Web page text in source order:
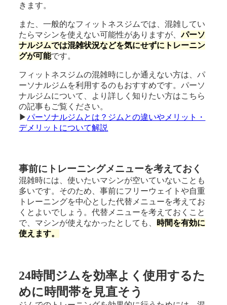
きます。
また、一般的なフィットネスジムでは、混雑してい
たらマシンを使えない可能性がありますが、パーソ
ナルジムでは混雑状況などを気にせずにトレーニン
グが可能です。
フィットネスジムの混雑時にしか通えない方は、パ
ーソナルジムを利用するのもおすすめです。パーソ
ナルジムについて、より詳しく知りたい方はこちら
の記事もご覧ください。
▶︎パーソナルジムとは？ジムとの違いやメリット・
デメリットについて解説
事前にトレーニングメニューを考えておく
混雑時には、使いたいマシンが空いていないことも
多いです。そのため、事前にフリーウェイトや自重
トレーニングを中心とした代替メニューを考えてお
くとよいでしょう。代替メニューを考えておくこと
で、マシンが使えなかったとしても、 時間を有効に
使えます。
24時間ジムを効率よく使用するた
めに時間帯を見直そう